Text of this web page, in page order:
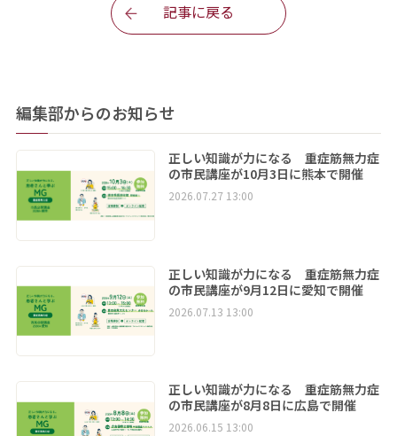
記事に戻る
編集部からのお知らせ
正しい知識が力になる 重症筋無力症
の市民講座が10月3日に熊本で開催
2026.07.27 13:00
正しい知識が力になる 重症筋無力症
の市民講座が9月12日に愛知で開催
2026.07.13 13:00
正しい知識が力になる 重症筋無力症
の市民講座が8月8日に広島で開催
2026.06.15 13:00